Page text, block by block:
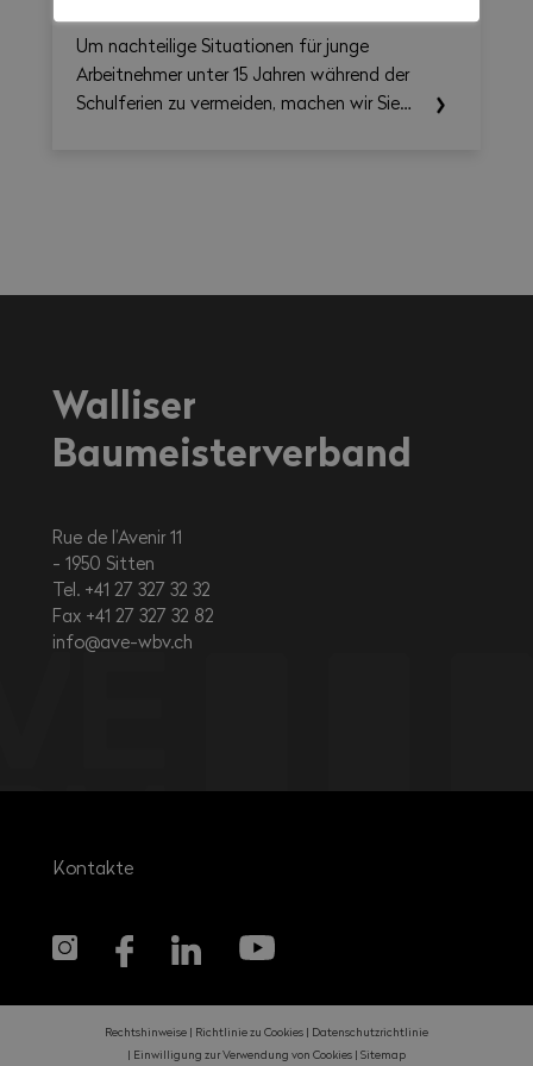
Um nachteilige Situationen für junge
Arbeitnehmer unter 15 Jahren während der
Schulferien zu vermeiden, machen wir Sie
Walliser
Baumeisterverband
Rue de l’Avenir 11
1950 Sitten
Tel. +41 27 327 32 32
Fax +41 27 327 32 82
info@ave-wbv.ch
Kontakte
Rechtshinweise Richtlinie zu Cookies
Datenschutzrichtlinie
Einwilligung zur Verwendung von Cookies Sitemap